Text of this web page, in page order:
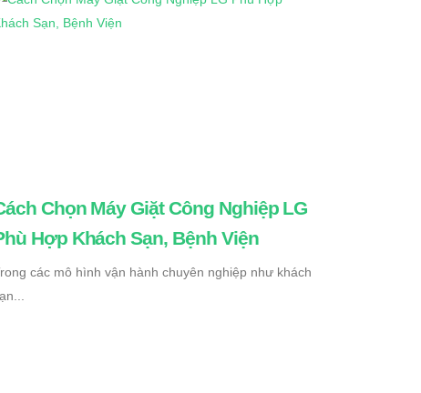
Chọn Máy Giặt Công Nghiệp LG
Hợp Khách Sạn, Bệnh Viện
các mô hình vận hành chuyên nghiệp như khách